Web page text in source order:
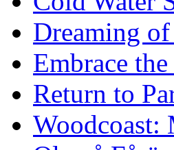
Dreaming
Embrace
Return to
Woodcoast: